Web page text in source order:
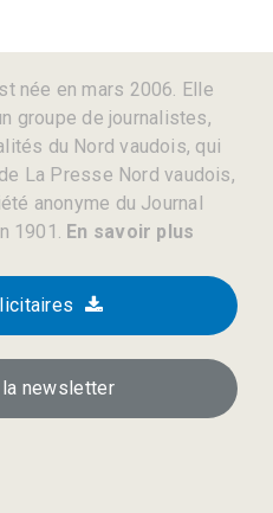
née en mars 2006. Elle
groupe de journalistes,
du Nord vaudois, qui
La Presse Nord vaudois,
anonyme du Journal
1901. En savoir plus
la newsletter